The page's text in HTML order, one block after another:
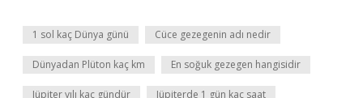
1 sol kaç Dünya günü Cüce gezegenin adı nedir
Dünyadan Plüton kaç km En soğuk gezegen hangisidir
Jüpiter yılı kaç gündür Jüpiterde 1 gün kaç saat